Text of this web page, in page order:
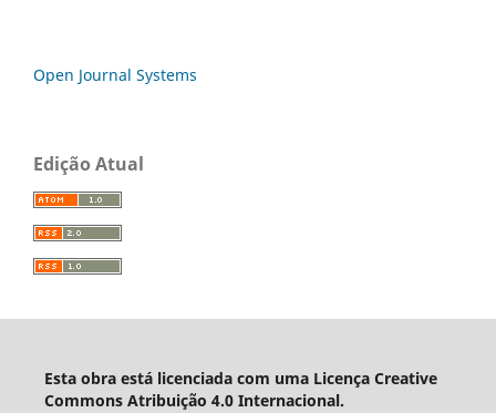
Open Journal Systems
Edição Atual
Esta obra está licenciada com uma Licença Creative
Commons Atribuição 4.0 Internacional.